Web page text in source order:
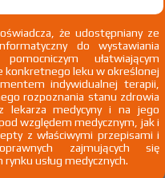
ATC
że udostępniany ze
do wystawiania
ułatwiającym
konkretnego leku w określonej
indywidualnej terapii,
rozpoznania stanu zdrowia
lekarza medycyny i na jego
względem medycznym, jak i
z właściwymi przepisami i
zajmujących się
usług medycznych.